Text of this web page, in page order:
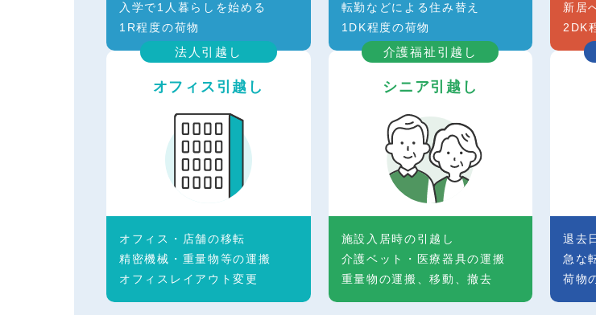
入学で1人暮らしを始める
1R程度の荷物
転勤などによる住み替え
1DK程度の荷物
新居
2DK
法人引越し
オフィス引越し
オフィス・店舗の移転
精密機械・重量物等の運搬
オフィスレイアウト変更
介護福祉引越し
シニア引越し
施設入居時の引越し
介護ベット・医療器具の運搬
重量物の運搬、移動、撤去
退去
急な
荷物